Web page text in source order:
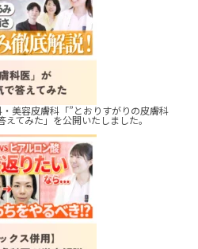
美容皮膚科「”とおりすがりの皮膚科
えてみた」を公開いたしました。